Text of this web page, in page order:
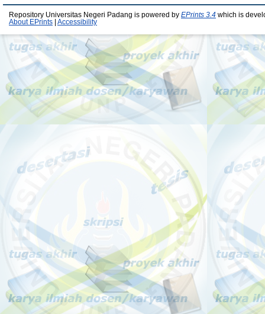
Repository Universitas Negeri Padang is powered by EPrints 3.4 which is
About EPrints
Accessibility